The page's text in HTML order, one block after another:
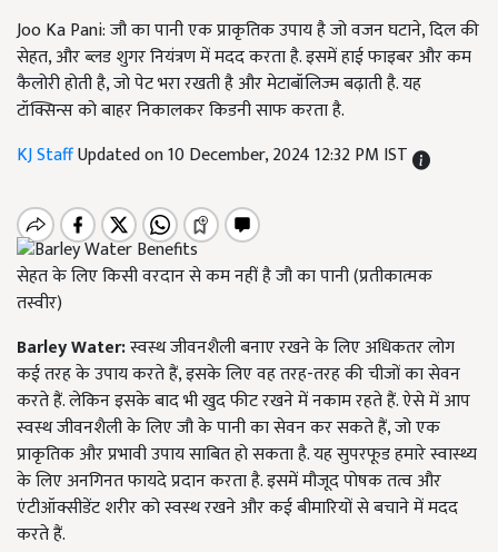
Joo Ka Pani: जौ का पानी एक प्राकृतिक उपाय है जो वजन घटाने, दिल की
सेहत, और ब्लड शुगर नियंत्रण में मदद करता है. इसमें हाई फाइबर और कम
कैलोरी होती है, जो पेट भरा रखती है और मेटाबॉलिज्म बढ़ाती है. यह
टॉक्सिन्स को बाहर निकालकर किडनी साफ करता है.
KJ StaffUpdated on 10 December, 2024 12:32 PM IST
सेहत के लिए किसी वरदान से कम नहीं है जौ का पानी (प्रतीकात्मक
तस्वीर)
Barley Water:स्वस्थ जीवनशैली बनाए रखने के लिए अधिकतर लोग
कई तरह के उपाय करते हैं, इसके लिए वह तरह-तरह की चीजों का सेवन
करते हैं. लेकिन इसके बाद भी खुद फीट रखने में नकाम रहते हैं. ऐसे में आप
स्वस्थ जीवनशैली के लिए जौ के पानी का सेवन कर सकते हैं, जो एक
प्राकृतिक और प्रभावी उपाय साबित हो सकता है. यह सुपरफूड हमारे स्वास्थ्य
के लिए अनगिनत फायदे प्रदान करता है. इसमें मौजूद पोषक तत्व और
एंटीऑक्सीडेंट शरीर को स्वस्थ रखने और कई बीमारियों से बचाने में मदद
करते हैं.